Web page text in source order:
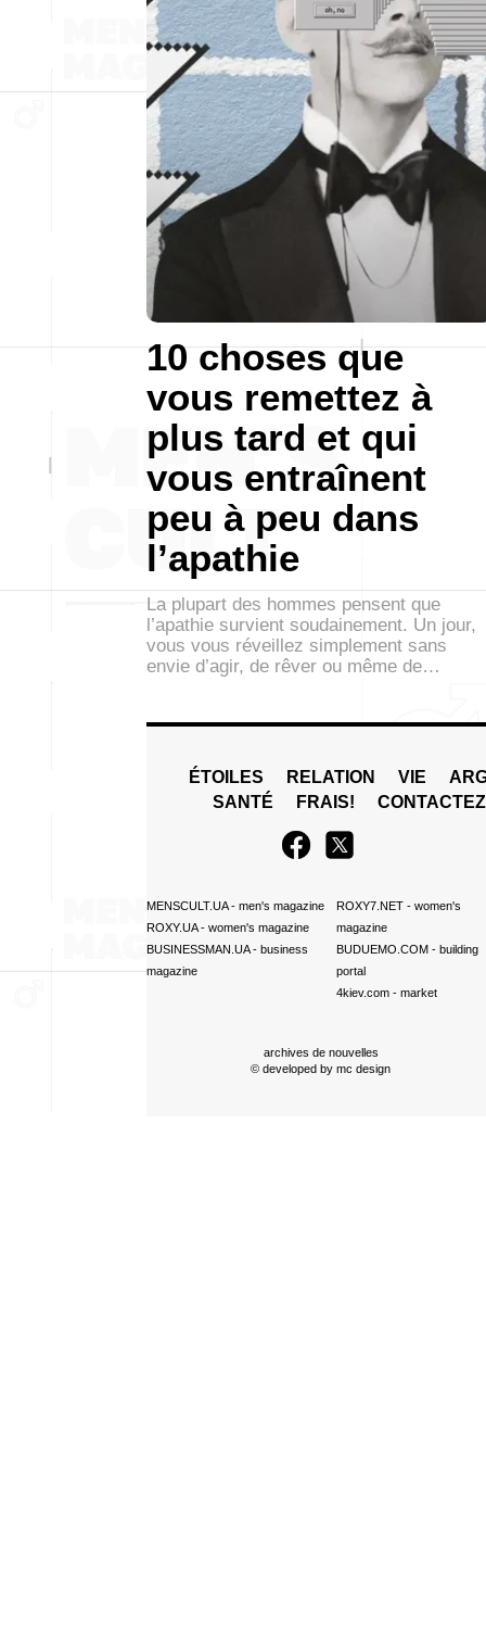
10 choses que
vous remettez à
plus tard et qui
vous entraînent
peu à peu dans
l’apathie
La plupart des hommes pensent que
l’apathie survient soudainement. Un jour,
vous vous réveillez simplement sans
envie d’agir, de rêver ou même de…
ÉTOILES RELATION VIE
SANTÉ
FRAIS!
MENSCULT.UA- men's magazine
ROXY.UA- women's magazine
BUSINESSMAN.UA- business
magazine
ROXY7.NET- women's
magazine
BUDUEMO.COM- building
portal
4kiev.com- market
archives de nouvelles
© developed by mc design